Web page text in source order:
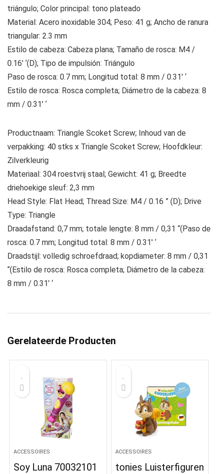
triángulo; Color principal: tono plateado
Material: Acero inoxidable 304; Peso: 41 g; Ancho de ranura
triangular: 2.3 mm
Estilo de cabeza: Cabeza plana; Tamaño de rosca: M4 /
0.16′ ‘(D); Tipo de impulsión: Triángulo
Paso de rosca: 0.7 mm; Longitud total: 8 mm / 0.31′ ‘
Estilo de rosca: Rosca completa; Diámetro de la cabeza: 8
mm / 0.31′ ‘
Productnaam: Triangle Scoket Screw; Inhoud van de
verpakking: 40 stks x Triangle Scoket Screw; Hoofdkleur:
Zilverkleurig
Materiaal: 304 roestvrij staal; Gewicht: 41 g; Breedte
driehoekige sleuf: 2,3 mm
Head Style: Flat Head; Thread Size: M4 / 0.16 ” (D); Drive
Type: Triangle
Draadafstand: 0,7 mm; totale lengte: 8 mm / 0,31 “(Paso de
rosca: 0.7 mm; Longitud total: 8 mm / 0.31′ ‘
Draadstijl: volledig schroefdraad; kopdiameter: 8 mm / 0,31
“(Estilo de rosca: Rosca completa; Diámetro de la cabeza:
8 mm / 0.31’ ‘
Gerelateerde Producten
ACCESSOIRES
Soy Luna 70032101
ACCESSOIRES
tonies Luisterfiguren